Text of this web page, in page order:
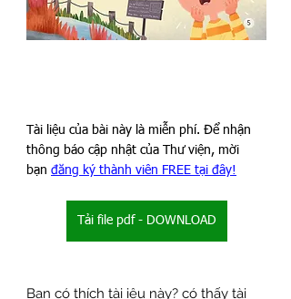
Tài liệu của bài này là miễn phí. Để nhận
thông báo cập nhật của Thư viện, mời
bạn đăng ký thành viên FREE tại đây!
Tải file pdf - DOWNLOAD
Bạn có thích tài iệu này? có thấy tài